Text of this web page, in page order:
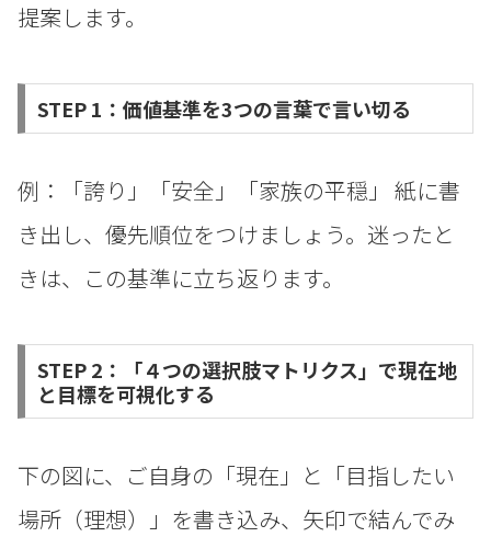
提案します。
STEP 1：価値基準を3つの言葉で言い切る
例：「誇り」「安全」「家族の平穏」 紙に書
き出し、優先順位をつけましょう。迷ったと
きは、この基準に立ち返ります。
STEP 2：「４つの選択肢マトリクス」で現在地
と目標を可視化する
下の図に、ご自身の「現在」と「目指したい
場所（理想）」を書き込み、矢印で結んでみ